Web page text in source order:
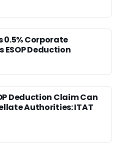
0.5% Corporate
ESOP Deduction
Deduction Claim Can
Authorities: ITAT